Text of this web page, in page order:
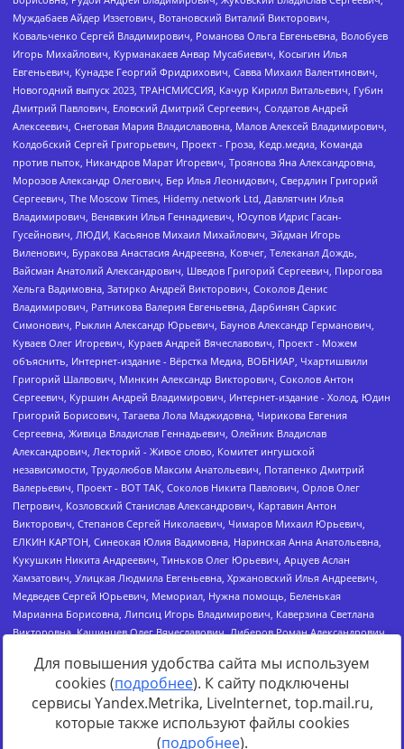
Источник:https://minjust.gov.ru/uploaded/files/reestr-
inostrannyih-agentov-22-03-2024.pdfданные на22.03.2024
Для повышения удобства сайта мы используем
cookies (подробнее). К сайту подключены
сервисы Yandex.Metrika, LiveInternet, top.mail.ru,
которые также используют файлы cookies
(подробнее).